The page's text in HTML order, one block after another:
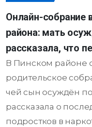
Онлайн-собрание
района: мать
рассказала, что
В Пинском районе
родительское
чей сын осуждён
рассказала о
подростков в